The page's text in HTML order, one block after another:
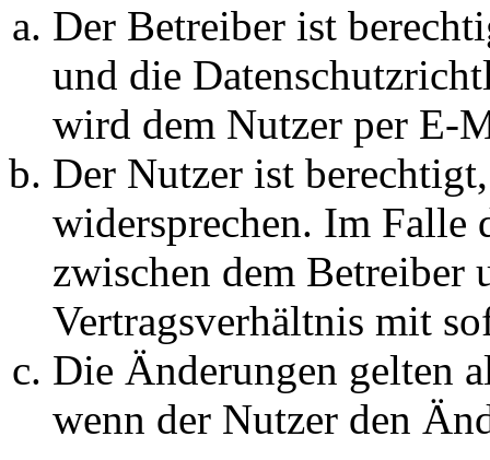
Der Betreiber ist
und die
wird dem Nutzer per E-
Der Nutzer ist
widersprechen. Im Falle
zwischen dem Betreiber
Vertragsverhältnis mit
Die Änderungen gelten
wenn der Nutzer den